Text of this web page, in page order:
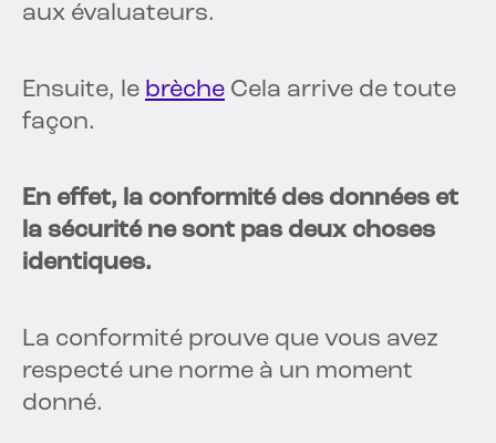
aux évaluateurs.
Ensuite, le brèche Cela arrive de toute
façon.
En effet, la conformité des données et
la sécurité ne sont pas deux choses
identiques.
La conformité prouve que vous avez
respecté une norme à un moment
donné.